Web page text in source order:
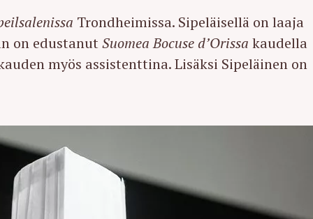
Trondheimissa. Sipeläisellä on laaja
on edustanutSuomea Bocuse d’Orissa kaudella
myös assistenttina. Lisäksi Sipeläinen on